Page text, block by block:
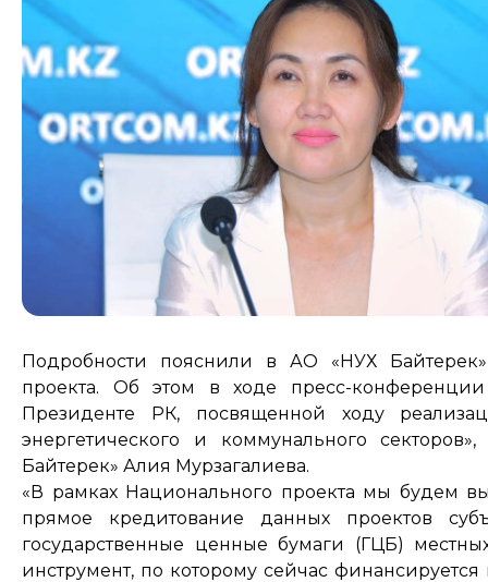
Подробности пояснили в АО «НУХ
проекта. Об этом в ходе пресс-
Президенте РК, посвященной ходу
энергетического и коммунального
Байтерек» Алия Мурзагалиева.
«В рамках Национального проекта мы будем
прямое кредитование данных проектов
государственные ценные бумаги (ГЦБ)
инструмент, по которому сейчас